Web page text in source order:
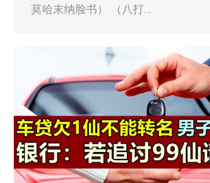
莫哈末纳脸书） （八打…